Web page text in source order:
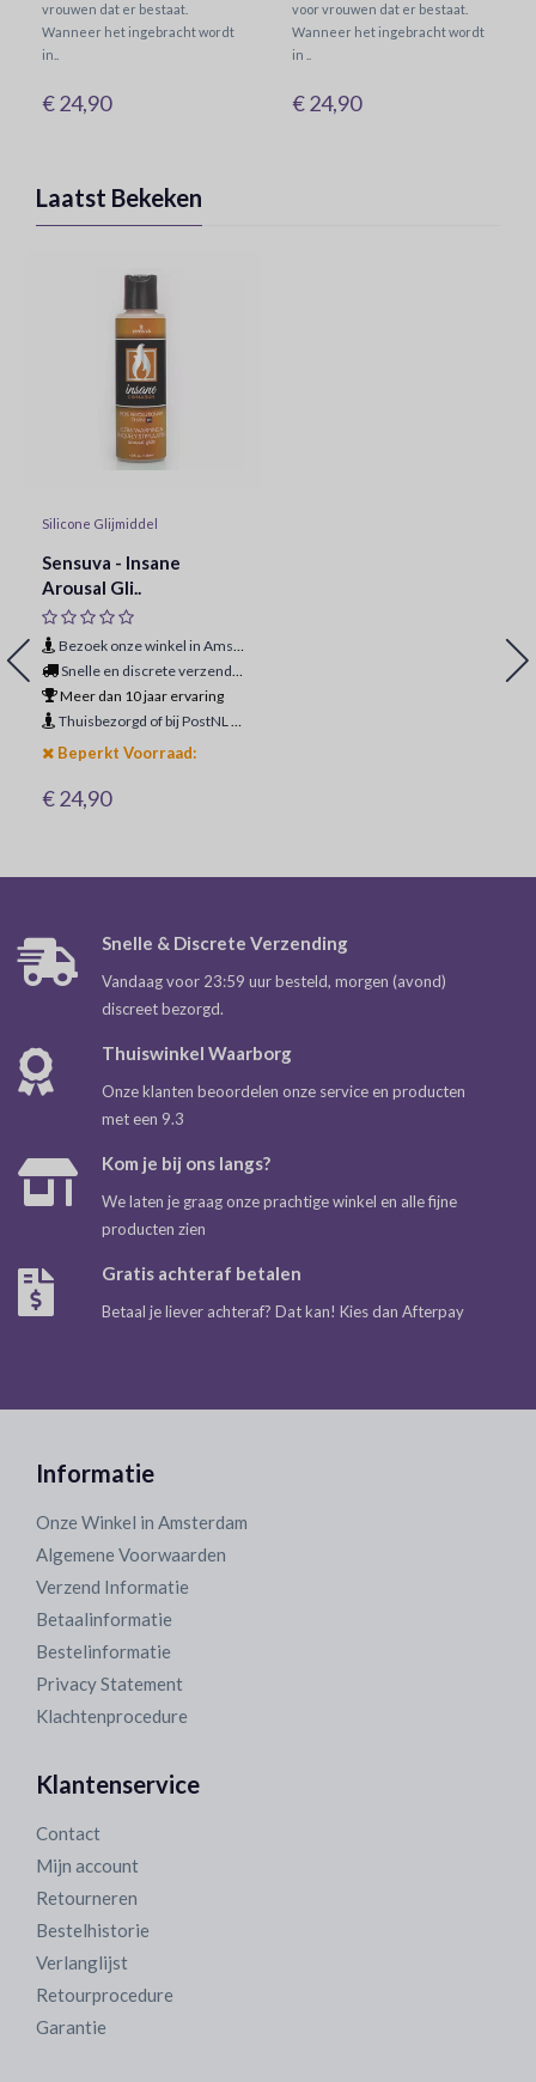
vrouwen dat er bestaat.
Wanneer het ingebracht wordt
in..
€ 24,90
voor vrouwen dat er bestaat.
Wanneer het ingebracht wordt
in ..
€ 24,90
Laatst Bekeken
Silicone Glijmiddel
Sensuva - Insane
Arousal Gli..
Bezoek onze winkel in Amsterdam
Snelle en discrete verzending
Meer dan 10 jaar ervaring
Thuisbezorgd of bij PostNL ophaalpunt
Beperkt Voorraad:
€ 24,90
Snelle & Discrete Verzending
Vandaag voor 23:59 uur besteld, morgen (avond)
discreet bezorgd.
Thuiswinkel Waarborg
Onze klanten beoordelen onze service en producten
met een 9.3
Kom je bij ons langs?
We laten je graag onze prachtige winkel en alle fijne
producten zien
Gratis achteraf betalen
Betaal je liever achteraf? Dat kan! Kies dan Afterpay
Informatie
Onze Winkel in Amsterdam
Algemene Voorwaarden
Verzend Informatie
Betaalinformatie
Bestelinformatie
Privacy Statement
Klachtenprocedure
Klantenservice
Contact
Mijn account
Retourneren
Bestelhistorie
Verlanglijst
Retourprocedure
Garantie